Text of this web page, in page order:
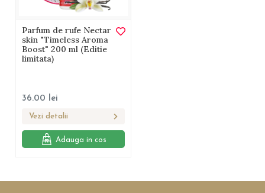
Parfum de rufe Nectar
skin "Timeless Aroma
Boost" 200 ml (Editie
limitata)
36.00 lei
Vezi detalii
Adauga in cos